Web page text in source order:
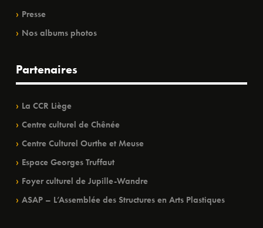
Presse
Nos albums photos
Partenaires
La CCR Liège
Centre culturel de Chênée
Centre Culturel Ourthe et Meuse
Espace Georges Truffaut
Foyer culturel de Jupille-Wandre
ASAP – L’Assemblée des Structures en Arts Plastiques